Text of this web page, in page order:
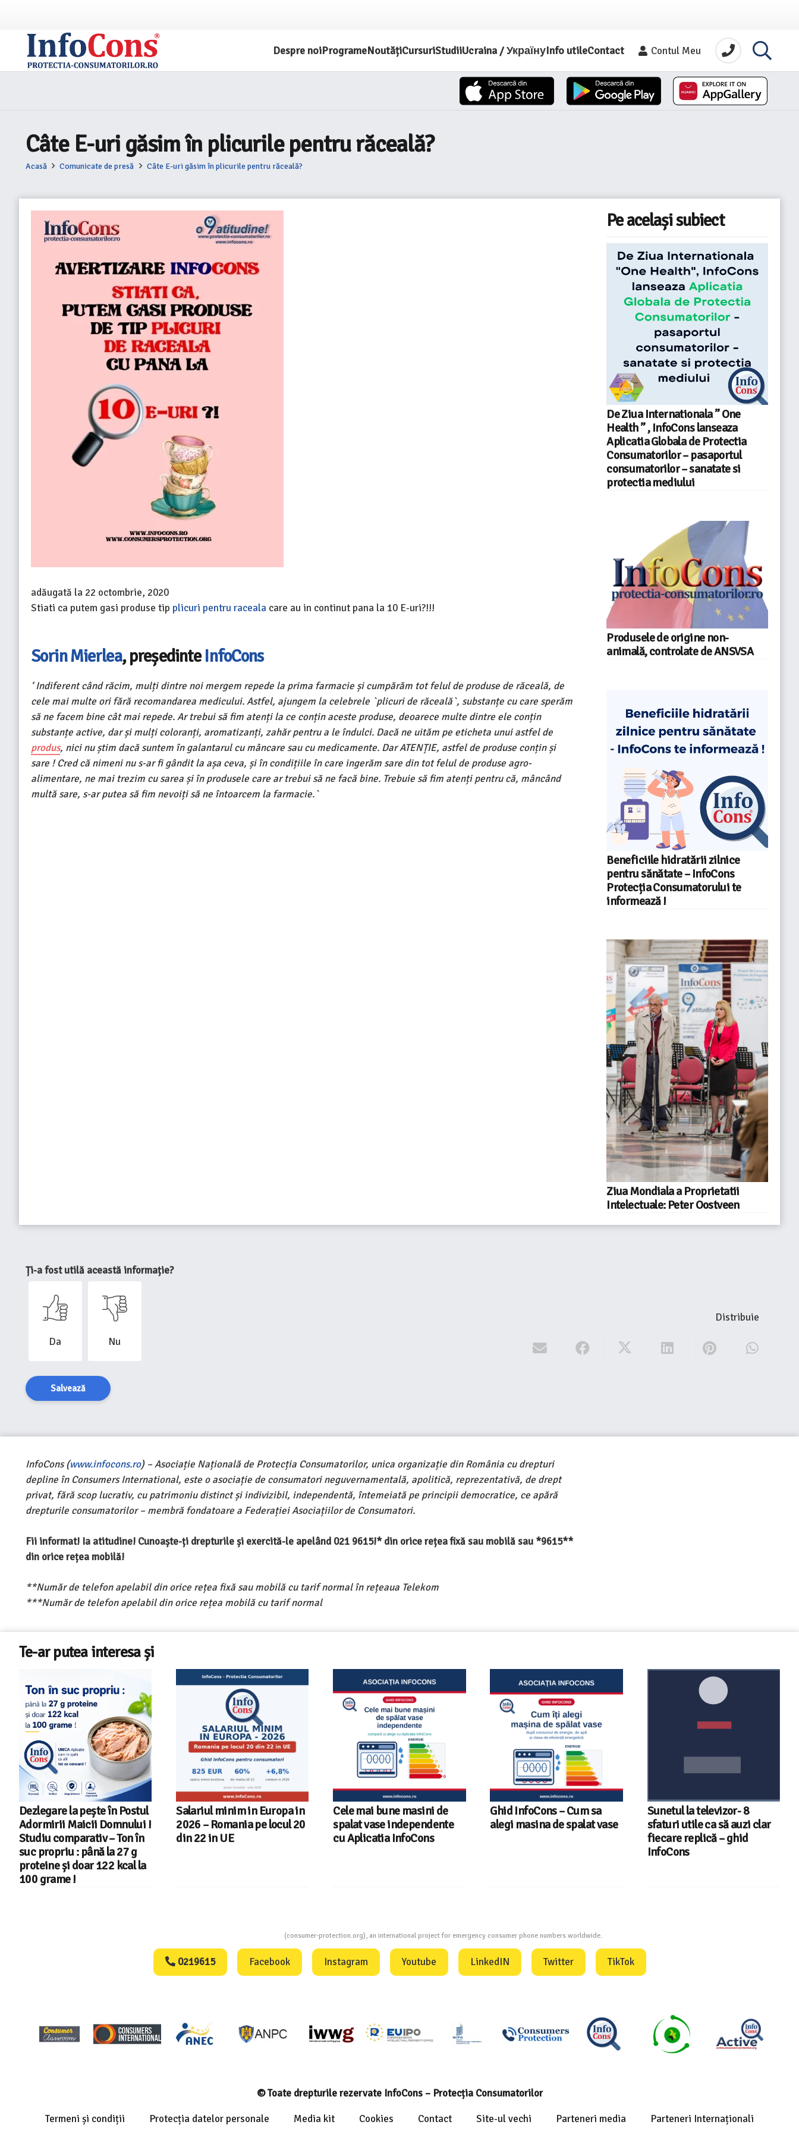
Despre noiProgrameNoutățiCursuriStudiiUcraina / УкраїнуInfo utileContact Contul Meu
Câte E-uri găsim în plicurile pentru răceală?
Acasă Comunicate de presă Câte E-uri găsim în plicurile pentru răceală?
adăugată la 22 octombrie, 2020
Stiati ca putem gasi produse tip plicuri pentru raceala care au in continut pana la 10 E-uri?!!!
Sorin Mierlea, președinteInfoCons
‘ Indiferent când răcim, mulți dintre noi mergem repede la prima farmacie și cumpărăm tot felul de produse de răceală, de
cele mai multe ori fără recomandarea medicului. Astfel, ajungem la celebrele `plicuri de răceală`, substanțe cu care sperăm
să ne facem bine cât mai repede. Ar trebui să fim atenți la ce conțin aceste produse, deoarece multe dintre ele conțin
substanțe active, dar și mulți coloranți, aromatizanți, zahăr pentru a le îndulci. Dacă ne uităm pe eticheta unui astfel de
produs, nici nu știm dacă suntem în galantarul cu mâncare sau cu medicamente. Dar ATENȚIE, astfel de produse conțin și
sare ! Cred că nimeni nu s-ar fi gândit la așa ceva, și în condițiile în care ingerăm sare din tot felul de produse agro-
alimentare, ne mai trezim cu sarea și în produsele care ar trebui să ne facă bine. Trebuie să fim atenți pentru că, mâncând
multă sare, s-ar putea să fim nevoiți să ne întoarcem la farmacie.`
Pe același subiect
De Ziua Internationala ” One
Health ” , InfoCons lanseaza
Aplicatia Globala de Protectia
Consumatorilor – pasaportul
consumatorilor – sanatate si
protectia mediului
Produsele de origine non-
animală, controlate de ANSVSA
Beneficiile hidratării zilnice
pentru sănătate – InfoCons
Protecția Consumatorului te
informează !
Ziua Mondiala a Proprietatii
Intelectuale: Peter Oostveen
Ți-a fost utilă această informație?
Da Nu
Salvează
Distribuie
InfoCons (www.infocons.ro) – Asociație Națională de Protecția Consumatorilor, unica organizație din România cu drepturi
depline în Consumers International, este o asociație de consumatori neguvernamentală, apolitică, reprezentativă, de drept
privat, fără scop lucrativ, cu patrimoniu distinct și indivizibil, independentă, întemeiată pe principii democratice, ce apără
drepturile consumatorilor – membră fondatoare a Federației Asociațiilor de Consumatori.
Fii informat! Ia atitudine! Cunoaște-ți drepturile și exercită-le apelând 021 9615!* din orice rețea fixă sau mobilă sau *9615**
din orice rețea mobilă!
**Număr de telefon apelabil din orice rețea fixă sau mobilă cu tarif normal în rețeaua Telekom
***Număr de telefon apelabil din orice rețea mobilă cu tarif normal
Te-ar putea interesa și
Dezlegare la pește în Postul
Adormirii Maicii Domnului !
Studiu comparativ – Ton în
suc propriu : până la 27 g
proteine și doar 122 kcal la
100 grame !
Salariul minim in Europa in
2026 – Romania pe locul 20
din 22 in UE
Cele mai bune masini de
spalat vase independente
cu Aplicatia InfoCons
Ghid InfoCons – Cum sa
alegi masina de spalat vase
Sunetul la televizor- 8
sfaturi utile ca să auzi clar
fiecare replică – ghid
InfoCons
(consumer-protection.org), an international project for emergency consumer phone numbers worldwide.
0219615 Facebook Instagram Youtube LinkedIN Twitter TikTok
© Toate drepturile rezervate InfoCons – Protecția Consumatorilor
Termeni și condiții Protecția datelor personale Media kit Cookies Contact Site-ul vechi Parteneri media Parteneri Internaționali